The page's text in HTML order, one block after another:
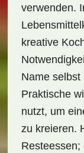
verwenden.
kreative
Name selbst
Praktische
nutzt, um
zu kreieren.
Resteessen;